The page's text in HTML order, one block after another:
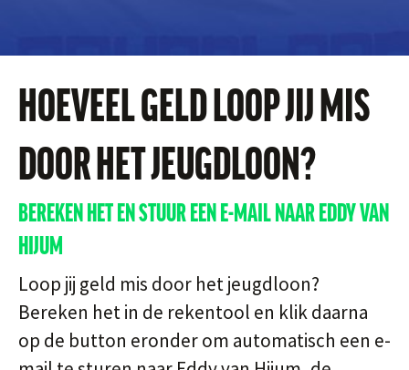
HOEVEEL GELD LOOP JIJ MIS
DOOR HET JEUGDLOON?
BEREKEN HET EN STUUR EEN E-MAIL NAAR EDDY VAN
HIJUM
Loop jij geld mis door het jeugdloon?
Bereken het in de rekentool en klik daarna
op de button eronder om automatisch een e-